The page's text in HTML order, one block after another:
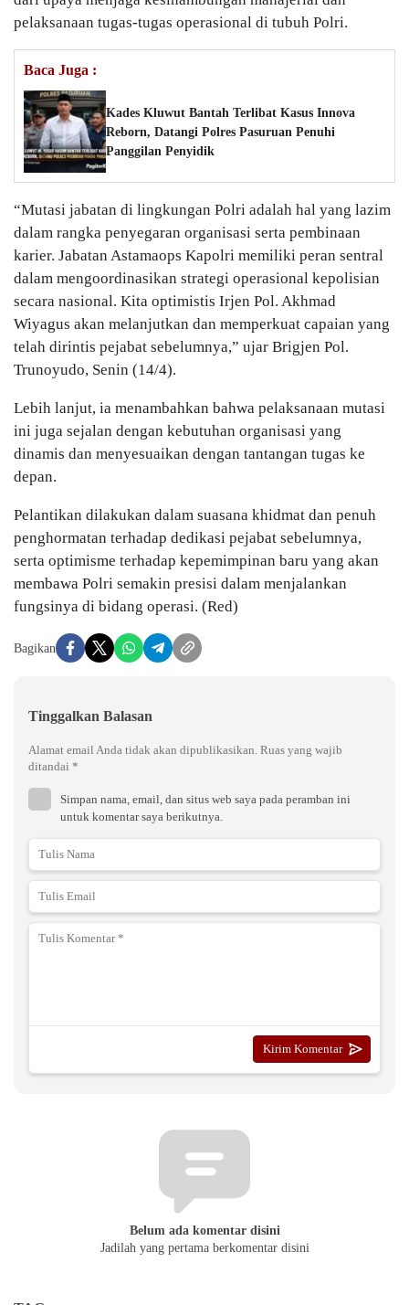
pelaksanaan tugas-tugas operasional di tubuh Polri.
Baca Juga :
Kades Kluwut Bantah Terlibat Kasus Innova
Reborn, Datangi Polres Pasuruan Penuhi
Panggilan Penyidik
“Mutasi jabatan di lingkungan Polri adalah hal yang lazim
dalam rangka penyegaran organisasi serta pembinaan
karier. Jabatan Astamaops Kapolri memiliki peran sentral
dalam mengoordinasikan strategi operasional kepolisian
secara nasional. Kita optimistis Irjen Pol. Akhmad
Wiyagus akan melanjutkan dan memperkuat capaian yang
telah dirintis pejabat sebelumnya,” ujar Brigjen Pol.
Trunoyudo, Senin (14/4).
Lebih lanjut, ia menambahkan bahwa pelaksanaan mutasi
ini juga sejalan dengan kebutuhan organisasi yang
dinamis dan menyesuaikan dengan tantangan tugas ke
depan.
Pelantikan dilakukan dalam suasana khidmat dan penuh
penghormatan terhadap dedikasi pejabat sebelumnya,
serta optimisme terhadap kepemimpinan baru yang akan
membawa Polri semakin presisi dalam menjalankan
fungsinya di bidang operasi. (Red)
Bagikan
Tinggalkan Balasan
Alamat email Anda tidak akan dipublikasikan. Ruas yang wajib
ditandai *
Simpan nama, email, dan situs web saya pada peramban ini
untuk komentar saya berikutnya.
Belum ada komentar disini
Jadilah yang pertama berkomentar disini